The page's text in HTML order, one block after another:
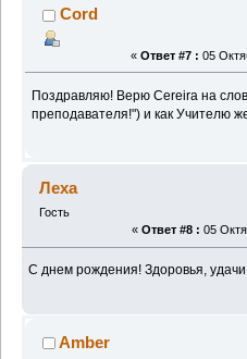
Cord
« Ответ #7 : 05
Поздравляю! Верю Cereira на
преподавателя!") и как Учителю
Леха
Гость
« Ответ #8 : 05
С днем рождения! Здоровья,
Amber